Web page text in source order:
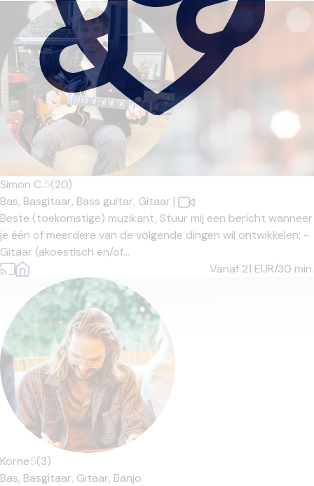
Simon C.5(20)
Bas, Basgitaar, Bass guitar, Gitaar |
Beste (toekomstige) muzikant, Stuur mij een bericht wanneer
je één of meerdere van de volgende dingen wil ontwikkelen: -
Gitaar (akoestisch en/of...
Vanaf 21 EUR/30 min.
Korne5(3)
Bas, Basgitaar, Gitaar, Banjo